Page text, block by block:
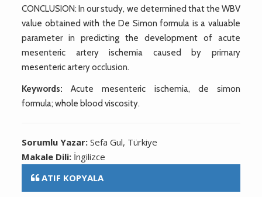
CONCLUSION: In our study, we determined that the WBV
value obtained with the De Simon formula is a valuable
parameter in predicting the development of acute
mesenteric artery ischemia caused by primary
mesenteric artery occlusion.
Keywords: Acute mesenteric ischemia, de simon
formula; whole blood viscosity.
Sorumlu Yazar:Sefa Gul, Türkiye
Makale Dili: İngilizce
ATIF KOPYALA